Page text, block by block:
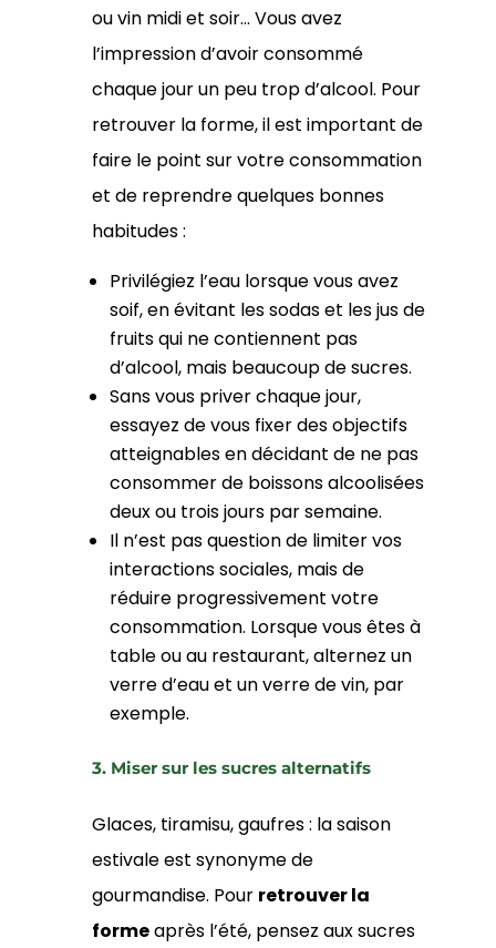
ou vin midi et soir… Vous avez
l’impression d’avoir consommé
chaque jour un peu trop d’alcool. Pour
retrouver la forme, il est important de
faire le point sur votre consommation
et de reprendre quelques bonnes
habitudes :
Privilégiez l’eau lorsque vous avez
soif, en évitant les sodas et les jus de
fruits qui ne contiennent pas
d’alcool, mais beaucoup de sucres.
Sans vous priver chaque jour,
essayez de vous fixer des objectifs
atteignables en décidant de ne pas
consommer de boissons alcoolisées
deux ou trois jours par semaine.
Il n’est pas question de limiter vos
interactions sociales, mais de
réduire progressivement votre
consommation. Lorsque vous êtes à
table ou au restaurant, alternez un
verre d’eau et un verre de vin, par
exemple.
3. Miser sur les sucres alternatifs
Glaces, tiramisu, gaufres : la saison
estivale est synonyme de
gourmandise. Pour retrouver la
formeaprès l’été, pensez aux sucres